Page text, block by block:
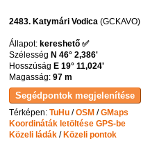
2483. Katymári Vodica (GCKAVO)
Állapot: kereshető ✅
Szélesség N 46° 2,386'
Hosszúság E 19° 11,024'
Magasság:97 m
Térképen:TuHu /OSM /GMaps
Koordináták letöltése GPS-be
Közeli ládák / Közeli pontok